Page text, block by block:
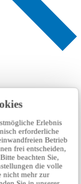
Erlebnis
erforderliche
Betrieb
frei entscheiden,
beachten Sie,
die volle
nicht mehr zur